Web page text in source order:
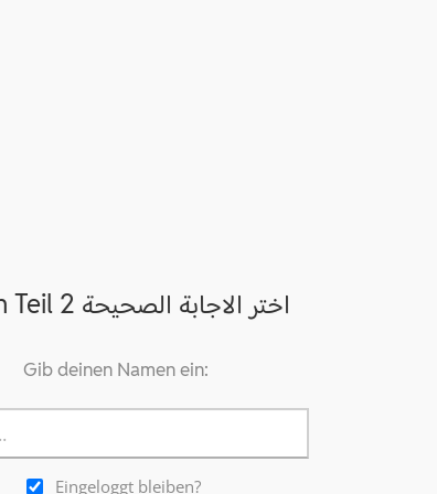
Lesen Teil 2 اختر الاجابة الصحيحة
Gib deinen Namen ein:
Eingeloggt bleiben?